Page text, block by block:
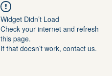
Widget Didn’t Load
Check your internet and refresh
this page.
If that doesn’t work, contact us.